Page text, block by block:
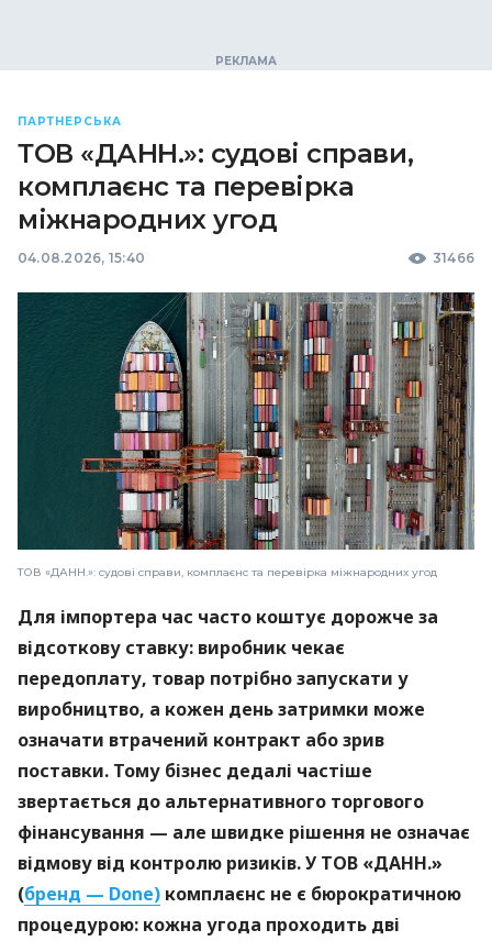
ПАРТНЕРСЬКА
ТОВ «ДАНН.»: судові справи,
комплаєнс та перевірка
міжнародних угод
04.08.2026, 15:40 31466
ТОВ «ДАНН.»: судові справи, комплаєнс та перевірка міжнародних угод
Для імпортера час часто коштує дорожче за
відсоткову ставку: виробник чекає
передоплату, товар потрібно запускати у
виробництво, а кожен день затримки може
означати втрачений контракт або зрив
поставки. Тому бізнес дедалі частіше
звертається до альтернативного торгового
фінансування — але швидке рішення не означає
відмову від контролю ризиків. У ТОВ «ДАНН.»
(бренд — Done) комплаєнс не є бюрократичною
процедурою: кожна угода проходить дві